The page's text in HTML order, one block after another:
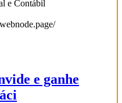
e Contábil
e ganhe